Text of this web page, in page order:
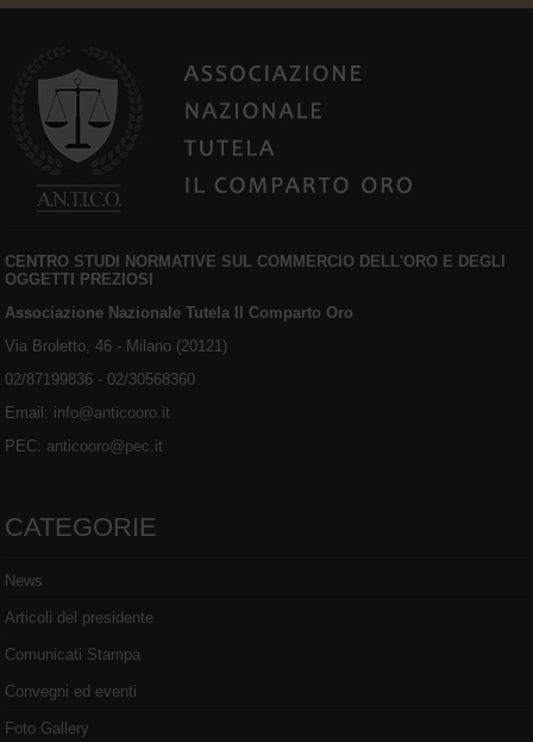
CENTRO STUDI NORMATIVE SUL COMMERCIO DELL'ORO E DEGLI
OGGETTI PREZIOSI
Associazione Nazionale Tutela Il Comparto Oro
Via Broletto, 46 - Milano (20121)
02/87199836 - 02/30568360
Email: info@anticooro.it
PEC: anticooro@pec.it
CATEGORIE
News
Articoli del presidente
Comunicati Stampa
Convegni ed eventi
Foto Gallery